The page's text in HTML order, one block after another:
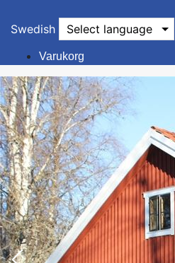
Swedish Select language
Varukorg